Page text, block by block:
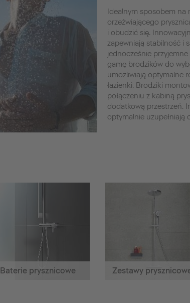
Idealnym sposobem na
orzeźwiającego
i obudzić się.
zapewniają stabilność i
jednocześnie
gamę brodzików do
umożliwiają optymalne
łazienki. Brodziki
połączeniu z kabiną
dodatkową przestrzeń.
optymalnie uzupełniają
Baterie prysznicowe Zestawy